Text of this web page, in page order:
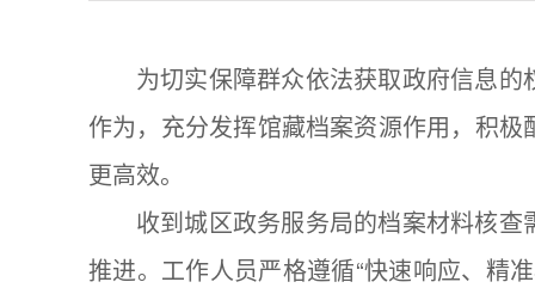
为切实保障群众依法获取政府信息
作为，充分发挥馆藏档案资源作用，积
更高效。
收到城区政务服务局的档案材料核
推进。工作人员严格遵循“快速响应、精